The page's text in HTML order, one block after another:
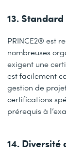
13.
PRINCE2® est
nombreuses
exigent une
est facilement
gestion de
certifications
prérequis à
14. Diversité